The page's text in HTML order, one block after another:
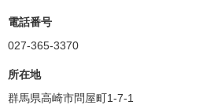
電話番号
027-365-3370
所在地
群馬県高崎市問屋町1-7-1